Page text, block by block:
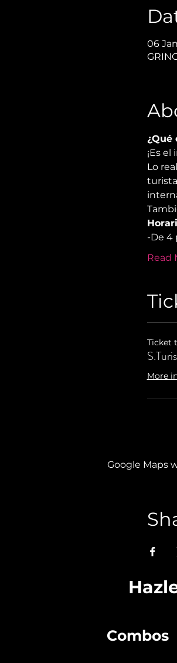
06
¿Qué
¡Es
Lo
-De 4
Read
Ticket
More
Google Maps
Combos